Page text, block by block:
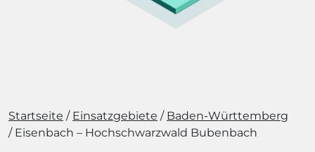
Startseite Einsatzgebiete
Baden-Württemberg
Eisenbach – Hochschwarzwald Bubenbach